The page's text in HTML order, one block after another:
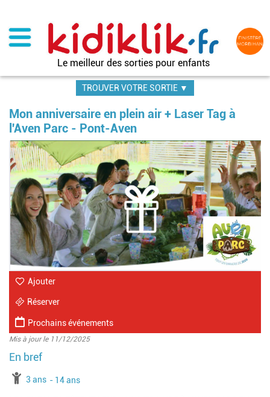
contenu
principal
Le meilleur des sorties pour enfants
TROUVER VOTRE SORTIE ▼
Mon anniversaire en plein air + Laser Tag à
l'Aven Parc - Pont-Aven
Ajouter
Réserver
Prochains événements
Mis à jour le 11/12/2025
à partir de
3 ans jusqu'à l'âge de
14 ans